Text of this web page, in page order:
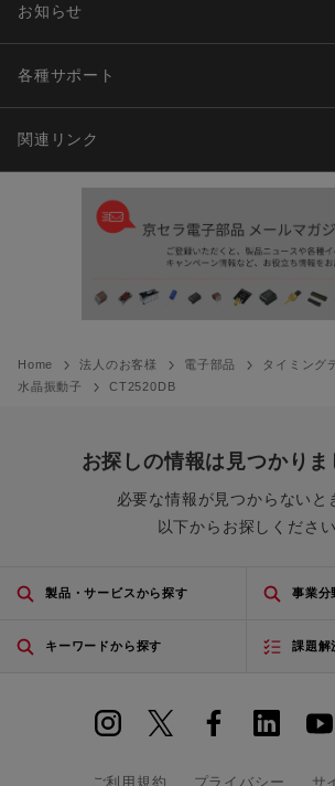
お知らせ
各種サポート
関連リンク
Home 法人のお客様 電子部品
タイミング
水晶振動子
CT2520DB
お探しの情報は見つかりま
必要な情報が見つからないと
以下からお探しください
製品・サービスから探す 事業分
キーワードから探す 課題解
ご利用規約 プライバシー サ